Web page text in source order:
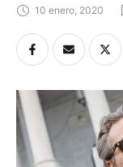
10 enero, 2020